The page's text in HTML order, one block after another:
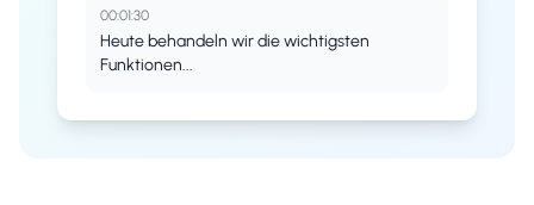
00:01:30
Heute behandeln wir die wichtigsten
Funktionen...